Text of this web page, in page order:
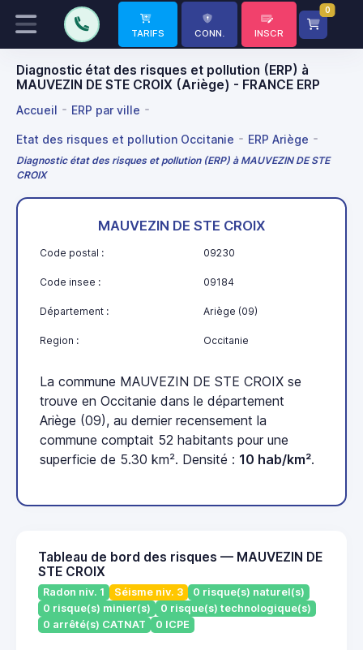
TARIFS CONN. INSCR
0
Diagnostic état des risques et pollution (ERP) à
MAUVEZIN DE STE CROIX (Ariège) - FRANCE ERP
Accueil ERP par ville
Etat des risques et pollution Occitanie ERP Ariège
Diagnostic état des risques et pollution (ERP) à MAUVEZIN DE STE
CROIX
MAUVEZIN DE STE CROIX
Code postal : 09230
Code insee : 09184
Département : Ariège (09)
Region : Occitanie
La commune MAUVEZIN DE STE CROIX se
trouve en Occitanie dans le département
Ariège (09), au dernier recensement la
commune comptait 52 habitants pour une
superficie de 5.30 km². Densité : 10 hab/km².
Tableau de bord des risques — MAUVEZIN DE
STE CROIX
Radon niv. 1 Séisme niv. 3
0 risque(s) naturel(s)
0 risque(s) minier(s)
0 risque(s) technologique(s)
0 arrêté(s) CATNAT
0 ICPE